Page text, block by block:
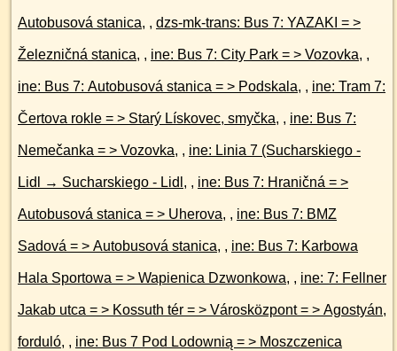
Autobusová stanica, , dzs-mk-trans: Bus 7: YAZAKI = >
Železničná stanica, , ine: Bus 7: City Park = > Vozovka, ,
ine: Bus 7: Autobusová stanica = > Podskala, , ine: Tram 7:
Čertova rokle = > Starý Lískovec, smyčka, , ine: Bus 7:
Nemečanka = > Vozovka, , ine: Linia 7 (Sucharskiego -
Lidl → Sucharskiego - Lidl , , ine: Bus 7: Hraničná = >
Autobusová stanica = > Uherova, , ine: Bus 7: BMZ
Sadová = > Autobusová stanica, , ine: Bus 7: Karbowa
Hala Sportowa = > Wapienica Dzwonkowa, , ine: 7: Fellner
Jakab utca = > Kossuth tér = > Városközpont = > Agostyán,
forduló, , ine: Bus 7 Pod Lodownią = > Moszczenica